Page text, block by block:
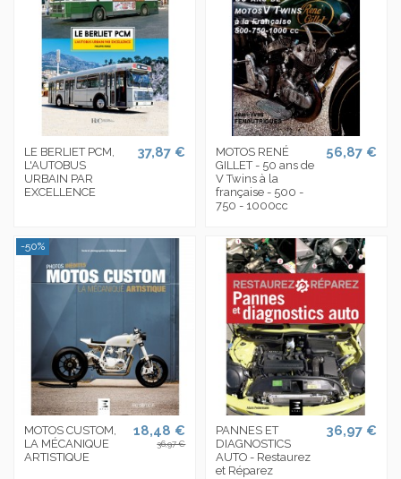
LE BERLIET PCM,
L'AUTOBUS
URBAIN PAR
EXCELLENCE
37,87 €
MOTOS RENÉ
GILLET - 50 ans de
V Twins à la
française - 500 -
750 - 1000cc
56,87 €
-50%
MOTOS CUSTOM,
LA MÉCANIQUE
ARTISTIQUE
18,48 €
36,97 €
PANNES ET
DIAGNOSTICS
AUTO - Restaurez
et Réparez
36,97 €